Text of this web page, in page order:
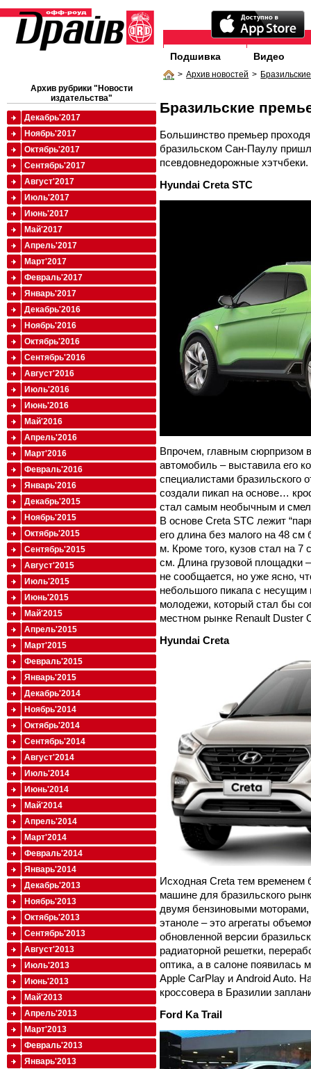
Подшивка Видео
> Архив новостей >
Бразильские
Большинство премьер
бразильском Сан-Паулу
псевдовнедорожные хэтчбеки.
Hyundai Creta STC
Впрочем, главным сюрпризом
автомобиль – выставила его
специалистами бразильского
создали пикап на основе…
стал самым необычным и
В основе Creta STC лежит
его длина без малого на 48
м. Кроме того, кузов стал на
см. Длина грузовой площадки
не сообщается, но уже ясно,
небольшого пикапа с несущим
молодежи, который стал бы
местном рынке Renault Duster
Hyundai Creta
Исходная Creta тем временем
машине для бразильского
двумя бензиновыми моторами,
этаноле – это агрегаты
обновленной версии
радиаторной решетки,
оптика, а в салоне появилась
Apple CarPlay и Android Auto.
кроссовера в Бразилии
Ford Ka Trail
Архив рубрики "Новости
издательства"
Декабрь'2017
Ноябрь'2017
Октябрь'2017
Сентябрь'2017
Август'2017
Июль'2017
Июнь'2017
Май'2017
Апрель'2017
Март'2017
Февраль'2017
Январь'2017
Декабрь'2016
Ноябрь'2016
Октябрь'2016
Сентябрь'2016
Август'2016
Июль'2016
Июнь'2016
Май'2016
Апрель'2016
Март'2016
Февраль'2016
Январь'2016
Декабрь'2015
Ноябрь'2015
Октябрь'2015
Сентябрь'2015
Август'2015
Июль'2015
Июнь'2015
Май'2015
Апрель'2015
Март'2015
Февраль'2015
Январь'2015
Декабрь'2014
Ноябрь'2014
Октябрь'2014
Сентябрь'2014
Август'2014
Июль'2014
Июнь'2014
Май'2014
Апрель'2014
Март'2014
Февраль'2014
Январь'2014
Декабрь'2013
Ноябрь'2013
Октябрь'2013
Сентябрь'2013
Август'2013
Июль'2013
Июнь'2013
Май'2013
Апрель'2013
Март'2013
Февраль'2013
Январь'2013